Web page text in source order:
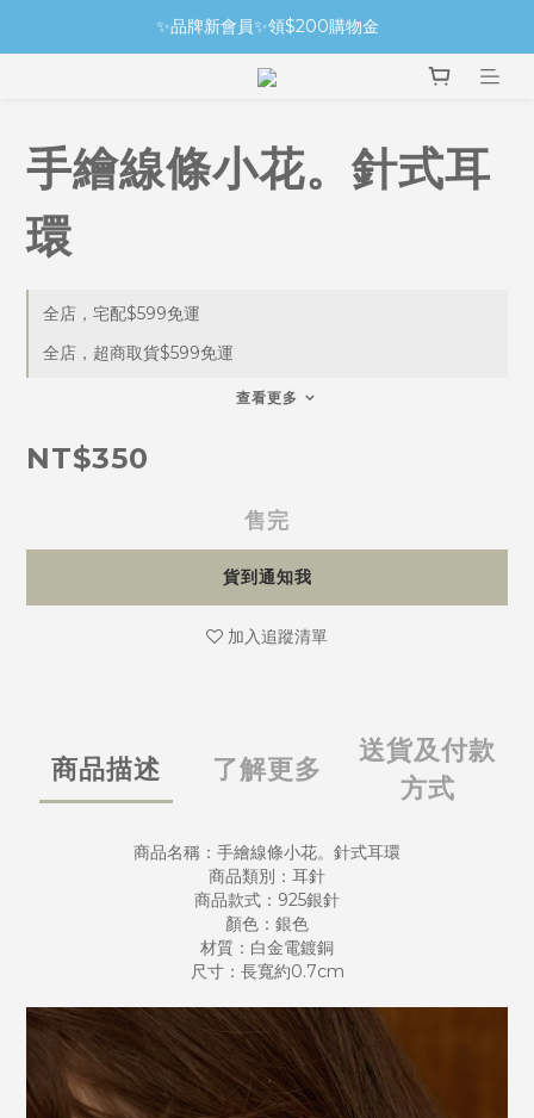
✨品牌新會員✨領$200購物金
手繪線條小花。針式耳
環
全店，宅配$599免運
全店，超商取貨$599免運
查看更多
NT$350
售完
貨到通知我
加入追蹤清單
商品描述 了解更多
送貨及付款
方式
商品名稱：手繪線條小花。針式耳環
商品類別：耳針
商品款式：925銀針
顏色：銀色
材質：白金電鍍銅
尺寸：長寬約0.7cm